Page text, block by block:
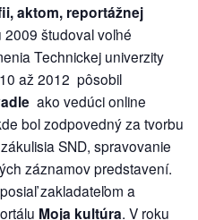
aktom, reportážnej
2009 študoval voľné
Technickej univerzity
až 2012 pôsobil
ako vedúci online
bol zodpovedný za tvorbu
SND, spravovanie
záznamov predstavení.
zakladateľom a
Moja kultúra. V roku